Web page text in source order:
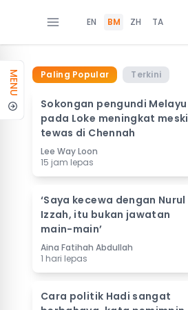
EN BM ZH TA
MENU Paling Popular Terkini
Sokongan pengundi Melayu
pada Loke meningkat meski
tewas di Chennah
Lee Way Loon
15 jam lepas
‘Saya kecewa dengan Nurul
Izzah, itu bukan jawatan
main-main’
Aina Fatihah Abdullah
1 hari lepas
Cara politik Hadi sangat